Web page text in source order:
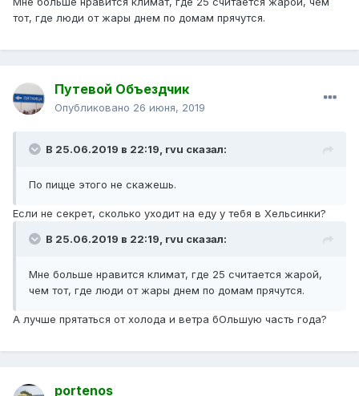
тот, где люди от жары днем по домам прячутся.
Путевой Объездчик
Опубликовано 26 июня, 2019
В 25.06.2019 в 22:19, rvu сказал:
По пицце этого не скажешь.
Если не секрет, сколько уходит на еду у тебя в Хельсинки?
В 25.06.2019 в 22:19, rvu сказал:
Мне больше нравится климат, где 25 считается жарой,
чем тот, где люди от жары днем по домам прячутся.
А лучше прятаться от холода и ветра бОльшую часть года?
portenos